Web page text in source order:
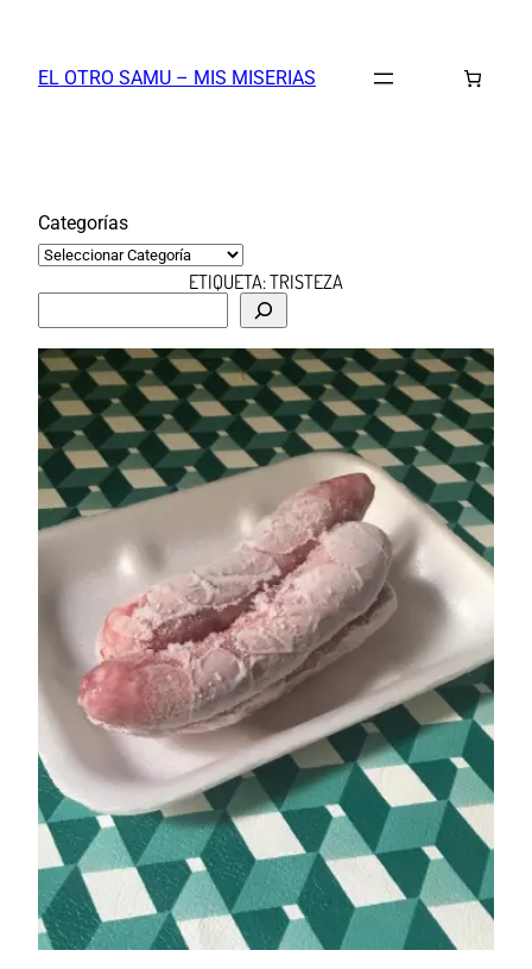
contenido
EL OTRO SAMU – MIS MISERIAS
Categorías
ETIQUETA:TRISTEZA
s
c
a
r